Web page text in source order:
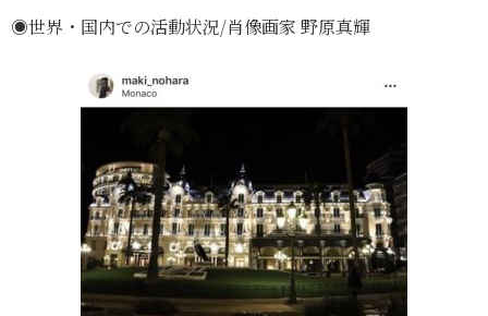
◉世界・国内での活動状況/肖像画家 野原真輝